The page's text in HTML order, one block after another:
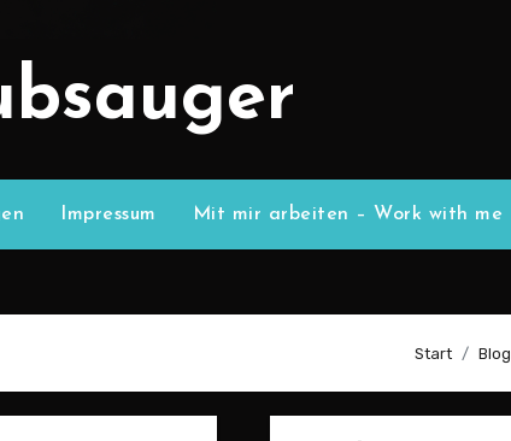
Impressum Mit mir arbeiten – Work with me
Start Blog